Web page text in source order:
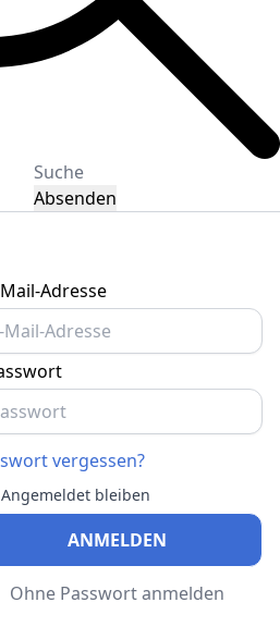
Absenden
Adresse
vergessen?
Angemeldet bleiben
ANMELDEN
Ohne Passwort anmelden
Ems